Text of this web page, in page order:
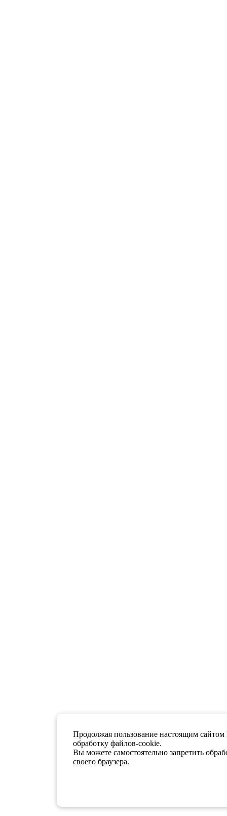
Продолжая пользование настоящим
обработку файлов-cookie.
Вы можете самостоятельно запретить
своего браузера.